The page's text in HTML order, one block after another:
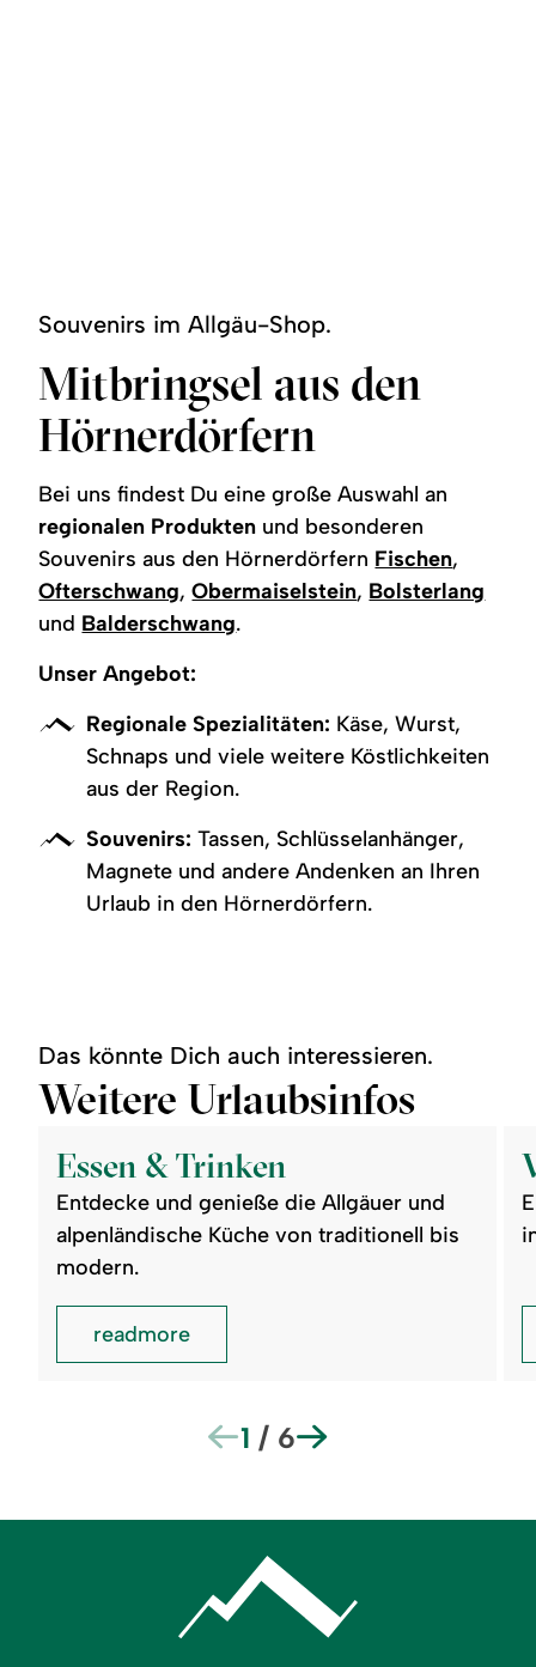
Souvenirs im Allgäu-Shop.
Mitbringsel aus den
Hörnerdörfern
Bei uns findest Du eine große Auswahl an
regionalen Produkten und besonderen
Souvenirs aus den Hörnerdörfern Fischen,
Ofterschwang,Obermaiselstein, Bolsterlang
und Balderschwang.
Unser Angebot:
Regionale Spezialitäten: Käse, Wurst,
Schnaps und viele weitere Köstlichkeiten
aus der Region.
Souvenirs: Tassen, Schlüsselanhänger,
Magnete und andere Andenken an Ihren
Urlaub in den Hörnerdörfern.
Das könnte Dich auch interessieren.
Weitere Urlaubsinfos
©
Essen & Trinken
Entdecke und genieße die Allgäuer und
alpenländische Küche von traditionell bis
modern.
Essen
Trinken
readmore
1 / 6